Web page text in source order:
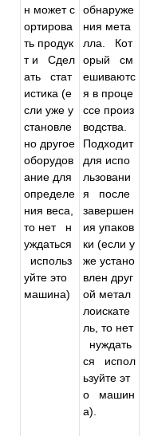
н может с
ортирова
ть продук
т и
Сдел
ать
стат
истика (е
сли уже у
становле
но другое
оборудов
ание для
определе
ния веса,
то нет
н
уждаться
использ
уйте это
машина)
обнаруже
ния мета
лла.
Кот
орый
см
ешиваютс
я в проце
ссе произ
водства.
Подходит
для испо
льзовани
я
после
завершен
ия упаков
ки (если у
же устано
влен друг
ой метал
лоискате
ль, то нет
нуждать
ся
испол
ьзуйте эт
о
машин
а).